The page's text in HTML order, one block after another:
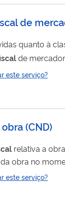
de
quanto à
de
na
este serviço?
(CND)
relativa a obra de
obra no
certidão com as
do
este serviço?